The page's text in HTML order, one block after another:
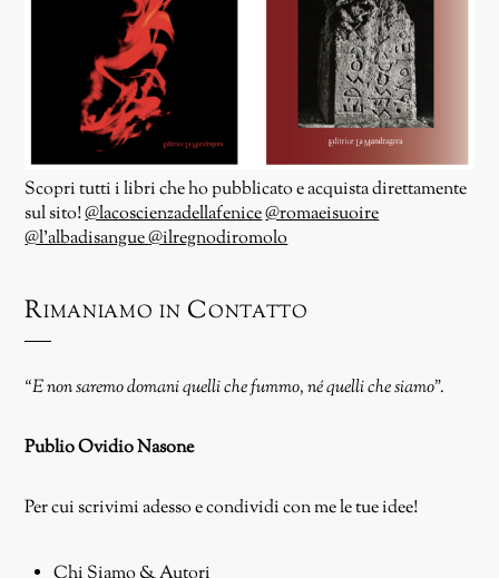
Scopri tutti i libri che ho pubblicato e acquista direttamente
sul sito!@lacoscienzadellafenice@romaeisuoire
@l’albadisangue@ilregnodiromolo
Rimaniamo in Contatto
“E non saremo domani quelli che fummo, né quelli che siamo”.
Publio Ovidio Nasone
Per cui scrivimi adesso e condividi con me le tue idee!